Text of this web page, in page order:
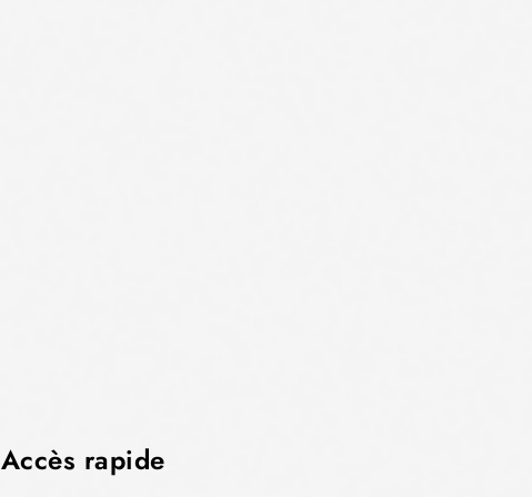
Accès rapide